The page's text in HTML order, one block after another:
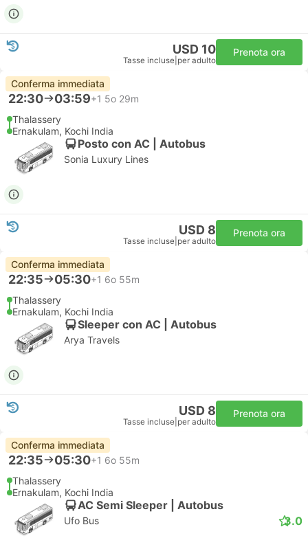
USD 10
Tasse incluse per adulto
Prenota ora
Conferma immediata
22:30 03:59+1 5o 29m
Thalassery
Ernakulam, Kochi India
Posto con AC | Autobus
Sonia Luxury Lines
USD 8
Tasse incluse per adulto
Prenota ora
Conferma immediata
22:35 05:30+1 6o 55m
Thalassery
Ernakulam, Kochi India
Sleeper con AC | Autobus
Arya Travels
USD 8
Tasse incluse per adulto
Prenota ora
Conferma immediata
22:35 05:30+1 6o 55m
Thalassery
Ernakulam, Kochi India
AC Semi Sleeper | Autobus
Ufo Bus 3.0